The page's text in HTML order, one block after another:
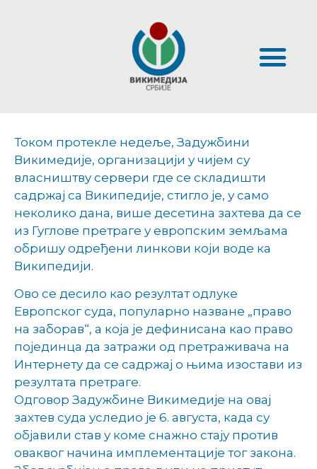
Током протекле недеље, Задужбини
Викимедије, организацији у чијем су
власништву сервери где се складишти
садржај са Википедије, стигло је, у само
неколико дана, више десетина захтева да се
из Гуглове претраге у европским земљама
обришу одређени линкови који воде ка
Википедији.
Ово се десило као резултат одлуке
Европског суда, популарно назване „право
на заборав“, а која је дефинисана као право
појединца да затражи од претраживача на
Интернету да се садржај о њима изостави из
резултата претраге.
Одговор Задужбине Викимедије на овај
захтев суда уследио је 6. августа, када су
објавили став у коме снажно стају против
оваквог начина имплементације тог закона.